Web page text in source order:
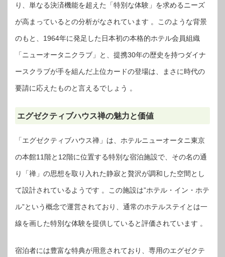
り、単なる決済機能を超えた「特別な体験」を求めるニーズ
が高まっているとの分析がなされています 。このような背景
のもと、1964年に発足した日本初の本格的ホテル会員組織
「ニューオータニクラブ」と、提携30年の歴史を持つダイナ
ースクラブが手を組んだ上位カードの登場は、まさに時代の
要請に応えたものと言えるでしょう 。
エグゼクティブハウス禅の魅力と価値
「エグゼクティブハウス禅」は、ホテルニューオータニ東京
の本館11階と12階に位置する特別な宿泊施設で、その名の通
り「禅」の思想を取り入れた静寂と贅沢が調和した空間とし
て設計されているようです 。この施設は”ホテル・イン・ホテ
ル”という概念で運営されており、通常のホテルステイとは一
線を画した特別な体験を提供していると評価されています 。
宿泊者には豊富な特典が用意されており、専用のエグゼクテ